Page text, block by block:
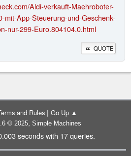
Aldi-verkauft-Maehroboter-
mit-App-Steuerung-und-Geschenk-
nur-299-Euro.804104.0.html
QUOTE
and Rules | Go Up ▲
© 2025, Simple Machines
seconds with 17 queries.